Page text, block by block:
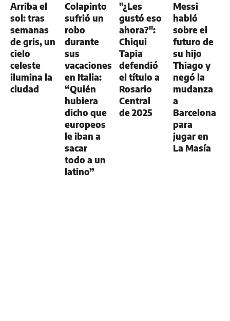
Arriba el
sol: tras
semanas
de gris, un
cielo
celeste
ilumina la
ciudad
Colapinto
sufrió un
robo
durante
sus
vacaciones
en Italia:
“Quién
hubiera
dicho que
europeos
le iban a
sacar
todo a un
latino”
"¿Les
gustó eso
ahora?":
Chiqui
Tapia
defendió
el título a
Rosario
Central
de 2025
Messi
habló
sobre el
futuro de
su hijo
Thiago y
negó la
mudanza
a
Barcelona
para
jugar en
La Masía